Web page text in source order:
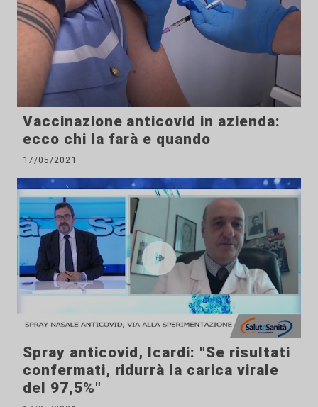
Vaccinazione anticovid in azienda:
ecco chi la farà e quando
17/05/2021
Spray anticovid, Icardi: "Se risultati
confermati, ridurrà la carica virale
del 97,5%"